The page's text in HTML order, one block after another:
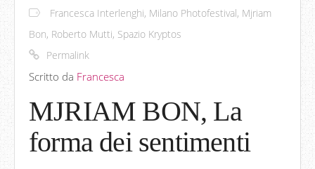
Francesca Interlenghi, Milano Photofestival, Mjriam
Bon, Roberto Mutti, Spazio Kryptos
Permalink
Scritto da Francesca
MJRIAM BON, La
forma dei sentimenti